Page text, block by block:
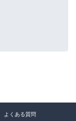
よくある質問